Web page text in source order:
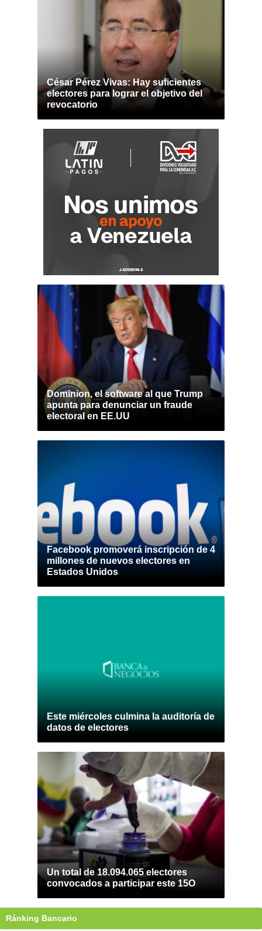
César Pérez Vivas: Hay suficientes
electores para lograr el objetivo del
revocatorio
Dominion, el software al que Trump
apunta para denunciar un fraude
electoral en EE.UU
Facebook promoverá inscripción de 4
millones de nuevos electores en
Estados Unidos
Este miércoles culmina la auditoría de
datos de electores
Un total de 18.094.065 electores
convocados a participar este 15O
Ránking Bancario